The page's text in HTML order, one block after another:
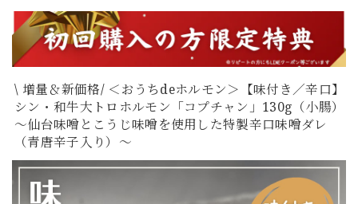
\ 増量＆新価格/ ＜おうちdeホルモン＞【味付き／辛口】
シン・和牛大トロホルモン「コプチャン」130g（小腸）
～仙台味噌とこうじ味噌を使用した特製辛口味噌ダレ
（青唐辛子入り）～